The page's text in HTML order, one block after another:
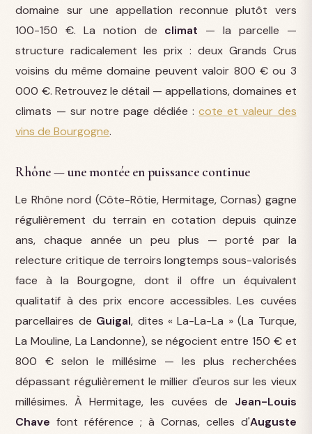
domaine sur une appellation reconnue plutôt vers
100-150 €. La notion de climat — la parcelle —
structure radicalement les prix : deux Grands Crus
voisins du même domaine peuvent valoir 800 € ou 3
000 €. Retrouvez le détail — appellations, domaines et
climats — sur notre page dédiée :cote et valeur des
vins de Bourgogne.
Rhône — une montée en puissance continue
Le Rhône nord (Côte-Rôtie, Hermitage, Cornas) gagne
régulièrement du terrain en cotation depuis quinze
ans, chaque année un peu plus — porté par la
relecture critique de terroirs longtemps sous-valorisés
face à la Bourgogne, dont il offre un équivalent
qualitatif à des prix encore accessibles. Les cuvées
parcellaires de Guigal, dites « La-La-La » (La Turque,
La Mouline, La Landonne), se négocient entre 150 € et
800 € selon le millésime — les plus recherchées
dépassant régulièrement le millier d'euros sur les vieux
millésimes. À Hermitage, les cuvées de Jean-Louis
Chave font référence ; à Cornas, celles d'Auguste